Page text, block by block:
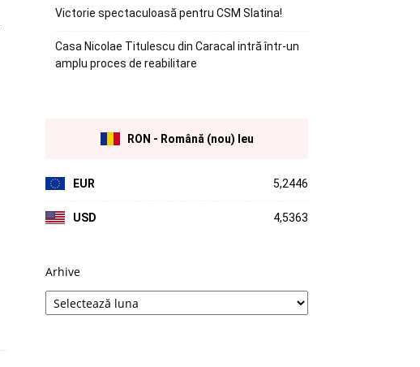
Victorie spectaculoasă pentru CSM Slatina!
Casa Nicolae Titulescu din Caracal intră într-un
amplu proces de reabilitare
RON - Română (nou) leu
EUR 5,2446
USD 4,5363
Arhive